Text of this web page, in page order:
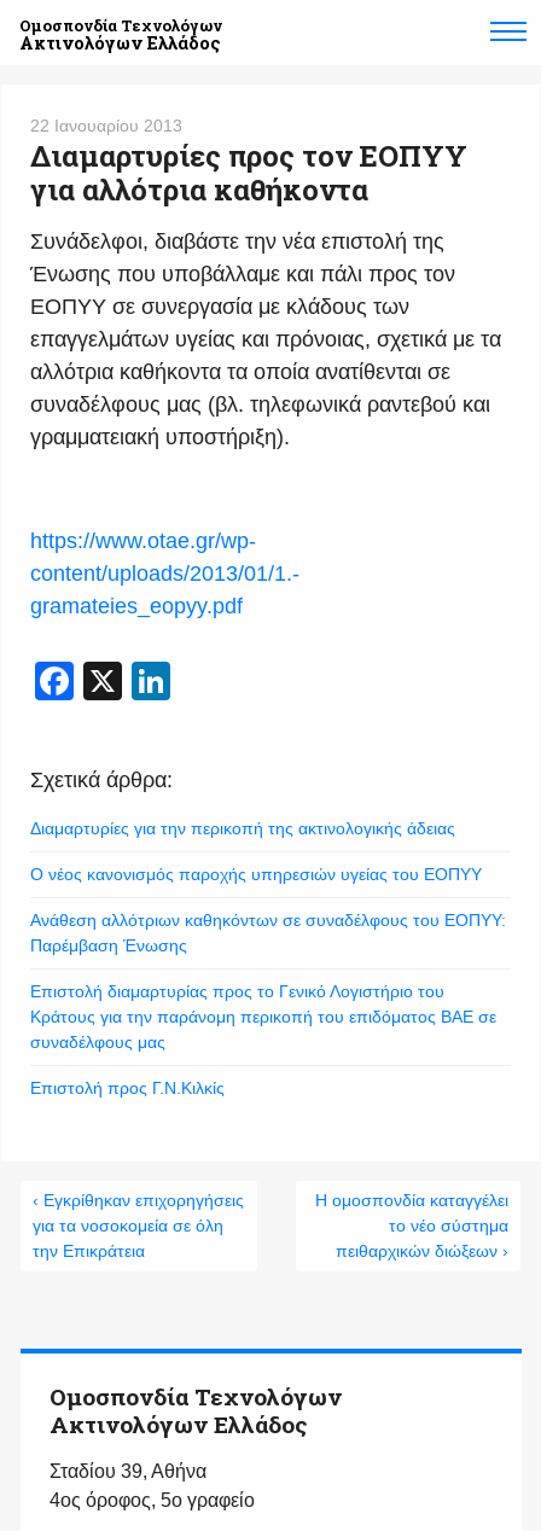
Ομοσπονδία Τεχνολόγων
Ακτινολόγων Ελλάδος
22 Ιανουαρίου 2013
Διαμαρτυρίες προς τον ΕΟΠΥΥ
για αλλότρια καθήκοντα
Συνάδελφοι, διαβάστε την νέα επιστολή της
Ένωσης που υποβάλλαμε και πάλι προς τον
ΕΟΠΥΥ σε συνεργασία με κλάδους των
επαγγελμάτων υγείας και πρόνοιας, σχετικά με τα
αλλότρια καθήκοντα τα οποία ανατίθενται σε
συναδέλφους μας (βλ. τηλεφωνικά ραντεβού και
γραμματειακή υποστήριξη).
https://www.otae.gr/wp-
content/uploads/2013/01/1.-
gramateies_eopyy.pdf
Facebook
X
Σχετικά άρθρα:
Διαμαρτυρίες για την περικοπή της ακτινολογικής άδειας
Ο νέος κανονισμός παροχής υπηρεσιών υγείας του ΕΟΠΥΥ
Ανάθεση αλλότριων καθηκόντων σε συναδέλφους του ΕΟΠΥΥ:
Παρέμβαση Ένωσης
Επιστολή διαμαρτυρίας προς το Γενικό Λογιστήριο του
Κράτους για την παράνομη περικοπή του επιδόματος ΒΑΕ σε
συναδέλφους μας
Επιστολή προς Γ.Ν.Κιλκίς
‹ Εγκρίθηκαν επιχορηγήσεις
για τα νοσοκομεία σε όλη
την Επικράτεια
Η ομοσπονδία καταγγέλει
το νέο σύστημα
πειθαρχικών διώξεων ›
Ομοσπονδία Τεχνολόγων
Ακτινολόγων Ελλάδος
Σταδίου 39, Αθήνα
4ος όροφος, 5ο γραφείο